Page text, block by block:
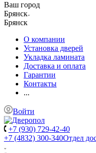
Ваш город
Брянск
Брянск
О компании
Установка дверей
Укладка ламината
Доставка и оплата
Гарантии
Контакты
...
Войти
+7 (930) 729-42-40
+7 (4832) 300-340Отдел